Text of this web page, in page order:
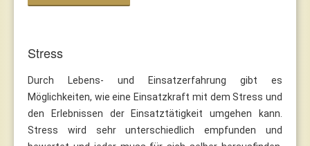
Stress
Durch Lebens- und Einsatzerfahrung gibt es
Möglichkeiten, wie eine Einsatzkraft mit dem Stress und
den Erlebnissen der Einsatztätigkeit umgehen kann.
Stress wird sehr unterschiedlich empfunden und